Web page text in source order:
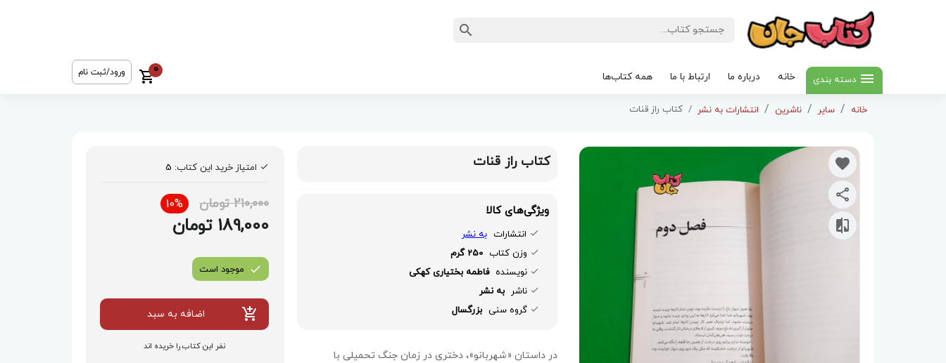
دسته بندی خانه درباره ما ارتباط با ما همه کتاب‌ها
0 ورود/ثبت نام
خانه سایر ناشرین انتشارات به نشر کتاب راز قنات
کتاب راز قنات
ویژگی‌های کالا
انتشارات به نشر
وزن کتاب 250 گرم
نویسنده فاطمه بختیاری کهکی
ناشر به نشر
گروه سنی بزرگسال
در داستان «شهربانو»، دختری در زمان جنگ تحمیلی با
امتیاز خرید این کتاب: 5
210,000 تومان 10%
189,000 تومان
موجود است
اضافه به سبد
نفر این کتاب را خریده اند